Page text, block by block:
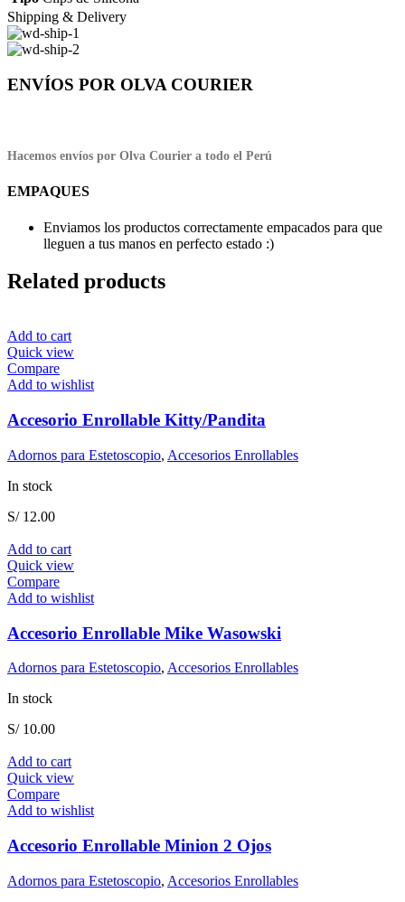
Shipping & Delivery
ENVÍOS POR OLVA COURIER
Hacemos envíos por Olva Courier a todo el Perú
EMPAQUES
Enviamos los productos correctamente empacados para que
lleguen a tus manos en perfecto estado :)
Related products
Add to cart
Quick view
Compare
Add to wishlist
Accesorio Enrollable Kitty/Pandita
Adornos para Estetoscopio, Accesorios Enrollables
In stock
S/12.00
Add to cart
Quick view
Compare
Add to wishlist
Accesorio Enrollable Mike Wasowski
Adornos para Estetoscopio, Accesorios Enrollables
In stock
S/10.00
Add to cart
Quick view
Compare
Add to wishlist
Accesorio Enrollable Minion 2 Ojos
Adornos para Estetoscopio, Accesorios Enrollables